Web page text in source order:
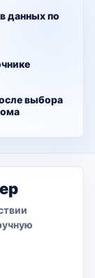
данных по
выбора